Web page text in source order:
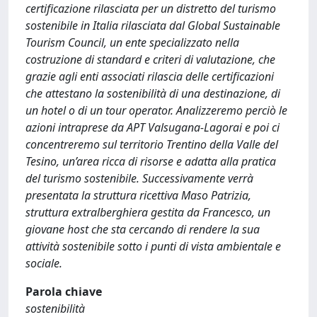
certificazione rilasciata per un distretto del turismo
sostenibile in Italia rilasciata dal Global Sustainable
Tourism Council, un ente specializzato nella
costruzione di standard e criteri di valutazione, che
grazie agli enti associati rilascia delle certificazioni
che attestano la sostenibilità di una destinazione, di
un hotel o di un tour operator. Analizzeremo perciò le
azioni intraprese da APT Valsugana-Lagorai e poi ci
concentreremo sul territorio Trentino della Valle del
Tesino, un’area ricca di risorse e adatta alla pratica
del turismo sostenibile. Successivamente verrà
presentata la struttura ricettiva Maso Patrizia,
struttura extralberghiera gestita da Francesco, un
giovane host che sta cercando di rendere la sua
attività sostenibile sotto i punti di vista ambientale e
sociale.
Parola chiave
sostenibilità